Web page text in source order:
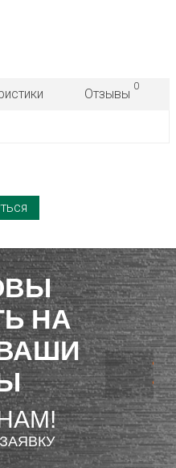
Отзывы
0
НА